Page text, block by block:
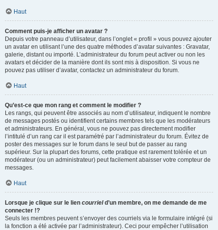
Haut
Comment puis-je afficher un avatar ?
Depuis votre panneau d’utilisateur, dans l’onglet « profil » vous pouvez ajouter
un avatar en utilisant l’une des quatre méthodes d’avatar suivantes : Gravatar,
galerie, distant ou importé. L’administrateur du forum peut activer ou non les
avatars et décider de la manière dont ils sont mis à disposition. Si vous ne
pouvez pas utiliser d’avatar, contactez un administrateur du forum.
Haut
Qu’est-ce que mon rang et comment le modifier ?
Les rangs, qui peuvent être associés au nom d’utilisateur, indiquent le nombre
de messages postés ou identifient certains membres tels que les modérateurs
et administrateurs. En général, vous ne pouvez pas directement modifier
l’intitulé d’un rang car il est paramétré par l’administrateur du forum. Évitez de
poster des messages sur le forum dans le seul but de passer au rang
supérieur. Sur la plupart des forums, cette pratique est rarement tolérée et un
modérateur (ou un administrateur) peut facilement abaisser votre compteur de
messages.
Haut
Lorsque je clique sur le lien courrield’un membre, on me demande de me
connecter !?
Seuls les membres peuvent s’envoyer des courriels via le formulaire intégré (si
la fonction a été activée par l’administrateur). Ceci pour empêcher l’utilisation